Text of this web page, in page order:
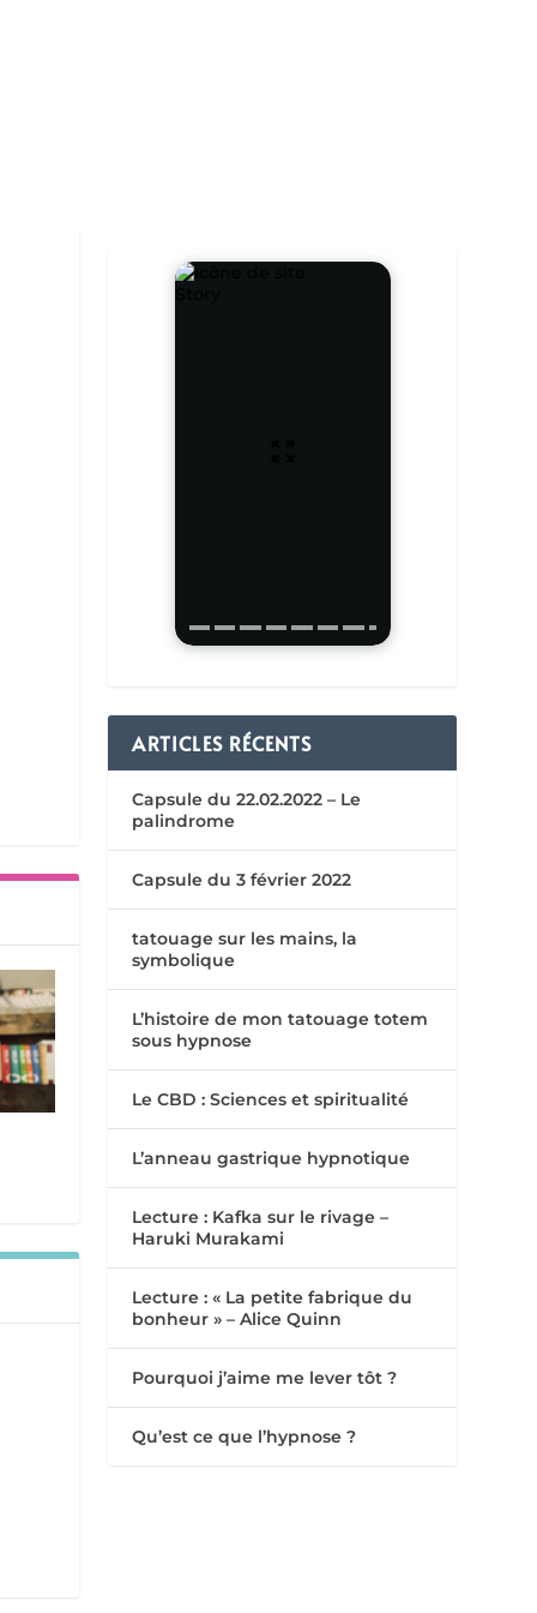
ARTICLES RÉCENTS
Capsule du 22.02.2022 – Le
palindrome
Capsule du 3 février 2022
tatouage sur les mains, la
symbolique
L’histoire de mon tatouage totem
sous hypnose
Le CBD : Sciences et spiritualité
L’anneau gastrique hypnotique
Lecture : Kafka sur le rivage –
Haruki Murakami
Lecture : « La petite fabrique du
bonheur » – Alice Quinn
Pourquoi j’aime me lever tôt ?
Qu’est ce que l’hypnose ?